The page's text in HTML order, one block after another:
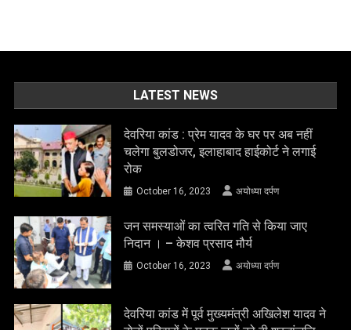
LATEST NEWS
देवरिया कांड : प्रेम यादव के घर पर अब नहीं
चलेगा बुलडोजर, इलाहाबाद हाईकोर्ट ने लगाई
रोक
October 16, 2023 अयोध्या दर्पण
जन समस्याओं का त्वरित गति से किया जाए
निदान । – केशव प्रसाद मौर्य
October 16, 2023 अयोध्या दर्पण
देवरिया कांड में पूर्व मुख्यमंत्री अखिलेश यादव ने